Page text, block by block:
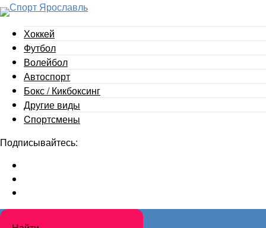
Хоккей
Футбол
Волейбол
Автоспорт
Бокс / Кикбоксинг
Другие виды
Cпортсмены
Подписывайтесь: